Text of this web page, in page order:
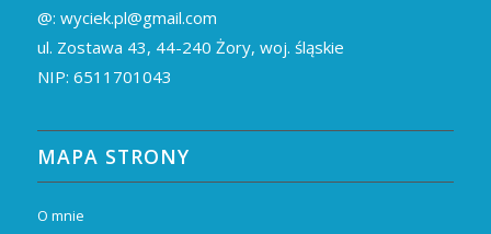
@: wyciek.pl@gmail.com
ul. Zostawa 43, 44-240 Żory, woj. śląskie
NIP: 6511701043
MAPA STRONY
O mnie